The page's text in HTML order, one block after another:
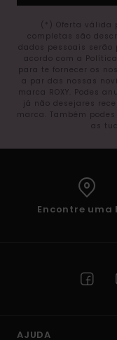
(*) Oferta válida
completas são
dados pessoais serão
acordo com a Política
para te fornecer os
a par das nossas
marca ROXY. Podes
já não desejares
marca. Também
as
Encontre uma
AJUDA